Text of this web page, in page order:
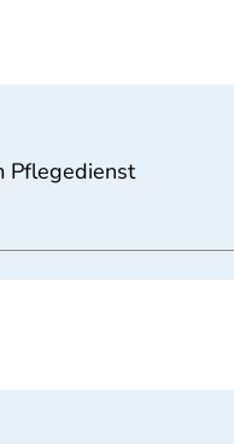
Pflegedienst